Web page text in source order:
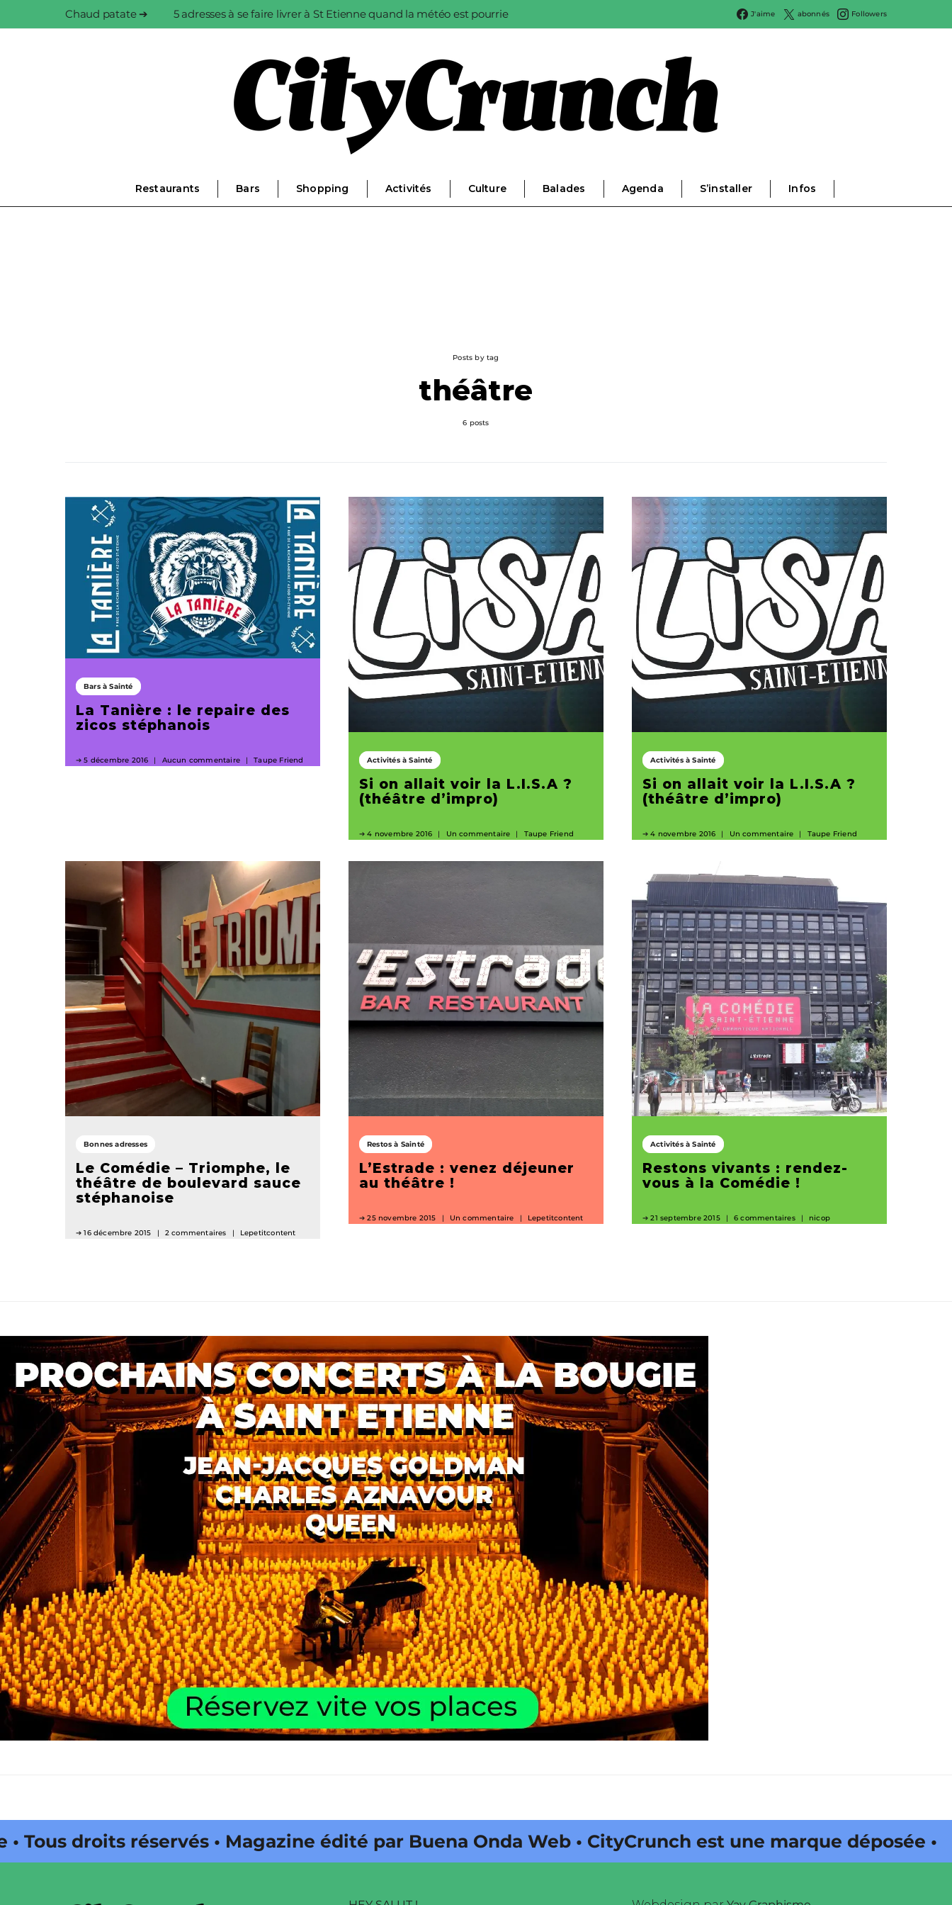
Chaud patate ➔ 5 adresses à se faire livrer à St Etienne quand la météo est pourrie J'aime abonnés Followers
Restaurants Bars Shopping Activités Culture Balades Agenda S’installer Infos
Posts by tag
théâtre
6 posts
Bars à Sainté
La Tanière : le repaire des
zicos stéphanois
5 décembre 2016 Aucun commentaire Taupe Friend Activités à Sainté
Si on allait voir la L.I.S.A ?
(théâtre d’impro)
4 novembre 2016 Un commentaire Taupe Friend
Activités à Sainté
Si on allait voir la L.I.S.A ?
(théâtre d’impro)
4 novembre 2016 Un commentaire Taupe Friend
Bonnes adresses
Le Comédie – Triomphe, le
théâtre de boulevard sauce
stéphanoise
16 décembre 2015 2 commentaires Lepetitcontent
Restos à Sainté
L’Estrade : venez déjeuner
au théâtre !
25 novembre 2015 Un commentaire Lepetitcontent
Activités à Sainté
Restons vivants : rendez-
vous à la Comédie !
21 septembre 2015 6 commentaires nicop
réservés • Magazine édité par Buena Onda Web • CityCrunch est une marque déposée • Tous